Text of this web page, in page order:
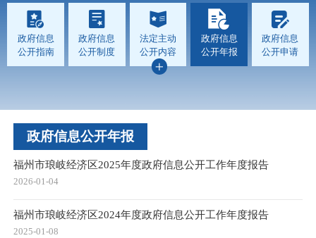
政府信息
公开指南
政府信息
公开制度
法定主动
公开内容
政府信息
公开年报
政府信息
公开申请
政府信息公开年报
福州市琅岐经济区2025年度政府信息公开工作年度报告
2026-01-04
福州市琅岐经济区2024年度政府信息公开工作年度报告
2025-01-08